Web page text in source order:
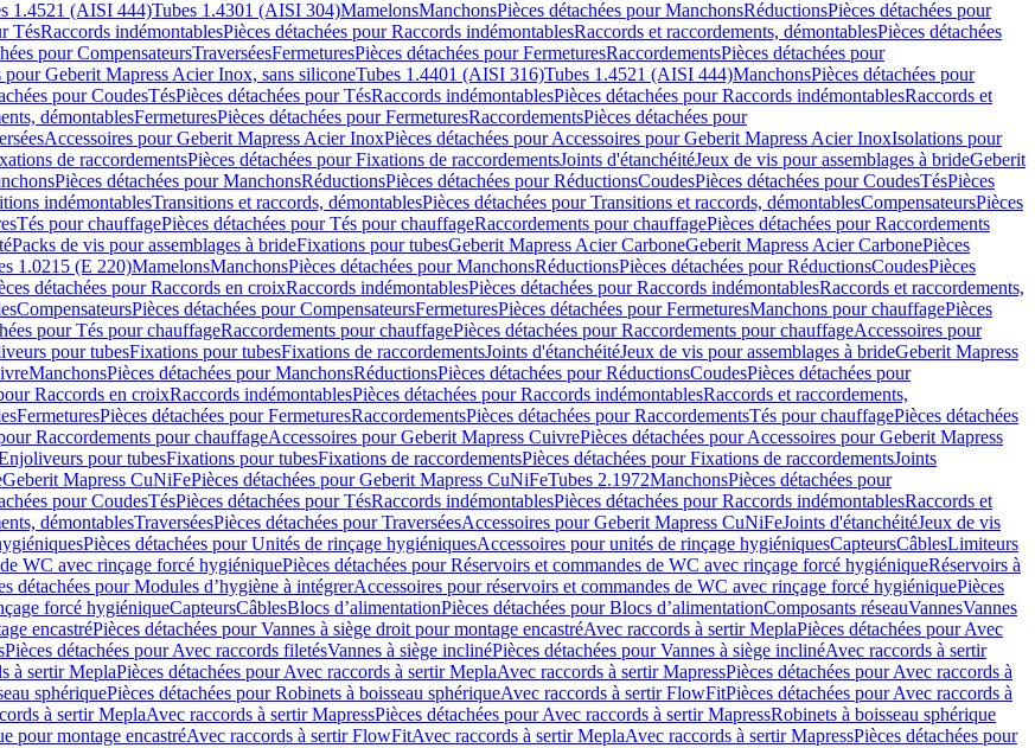
1.4521 (AISI 444)Tubes 1.4301 (AISI 304)MamelonsManchonsPièces détachées pour ManchonsRéductionsPièces détachées pour
TésRaccords indémontablesPièces détachées pour Raccords indémontablesRaccords et raccordements, démontablesPièces détachées
pour CompensateursTraverséesFermeturesPièces détachées pour FermeturesRaccordementsPièces détachées pour
pour Geberit Mapress Acier Inox, sans siliconeTubes 1.4401 (AISI 316)Tubes 1.4521 (AISI 444)ManchonsPièces détachées pour
pour CoudesTésPièces détachées pour TésRaccords indémontablesPièces détachées pour Raccords indémontablesRaccords et
démontablesFermeturesPièces détachées pour FermeturesRaccordementsPièces détachées pour
Accessoires pour Geberit Mapress Acier InoxPièces détachées pour Accessoires pour Geberit Mapress Acier InoxIsolations pour
de raccordementsPièces détachées pour Fixations de raccordementsJoints d'étanchéitéJeux de vis pour assemblages à brideGeberit
Pièces détachées pour ManchonsRéductionsPièces détachées pour RéductionsCoudesPièces détachées pour CoudesTésPièces
indémontablesTransitions et raccords, démontablesPièces détachées pour Transitions et raccords, démontablesCompensateursPièces
Tés pour chauffagePièces détachées pour Tés pour chauffageRaccordements pour chauffagePièces détachées pour Raccordements
Packs de vis pour assemblages à brideFixations pour tubesGeberit Mapress Acier CarboneGeberit Mapress Acier CarbonePièces
1.0215 (E 220)MamelonsManchonsPièces détachées pour ManchonsRéductionsPièces détachées pour RéductionsCoudesPièces
détachées pour Raccords en croixRaccords indémontablesPièces détachées pour Raccords indémontablesRaccords et raccordements,
CompensateursPièces détachées pour CompensateursFermeturesPièces détachées pour FermeturesManchons pour chauffagePièces
pour Tés pour chauffageRaccordements pour chauffagePièces détachées pour Raccordements pour chauffageAccessoires pour
pour tubesFixations pour tubesFixations de raccordementsJoints d'étanchéitéJeux de vis pour assemblages à brideGeberit Mapress
ManchonsPièces détachées pour ManchonsRéductionsPièces détachées pour RéductionsCoudesPièces détachées pour
Raccords en croixRaccords indémontablesPièces détachées pour Raccords indémontablesRaccords et raccordements,
FermeturesPièces détachées pour FermeturesRaccordementsPièces détachées pour RaccordementsTés pour chauffagePièces détachées
Raccordements pour chauffageAccessoires pour Geberit Mapress CuivrePièces détachées pour Accessoires pour Geberit Mapress
pour tubesFixations pour tubesFixations de raccordementsPièces détachées pour Fixations de raccordementsJoints
Geberit Mapress CuNiFePièces détachées pour Geberit Mapress CuNiFeTubes 2.1972ManchonsPièces détachées pour
pour CoudesTésPièces détachées pour TésRaccords indémontablesPièces détachées pour Raccords indémontablesRaccords et
démontablesTraverséesPièces détachées pour TraverséesAccessoires pour Geberit Mapress CuNiFeJoints d'étanchéitéJeux de vis
Pièces détachées pour Unités de rinçage hygiéniquesAccessoires pour unités de rinçage hygiéniquesCapteursCâblesLimiteurs
WC avec rinçage forcé hygiéniquePièces détachées pour Réservoirs et commandes de WC avec rinçage forcé hygiéniqueRéservoirs à
détachées pour Modules d’hygiène à intégrerAccessoires pour réservoirs et commandes de WC avec rinçage forcé hygiéniquePièces
forcé hygiéniqueCapteursCâblesBlocs d’alimentationPièces détachées pour Blocs d’alimentationComposants réseauVannesVannes
encastréPièces détachées pour Vannes à siège droit pour montage encastréAvec raccords à sertir MeplaPièces détachées pour Avec
Pièces détachées pour Avec raccords filetésVannes à siège inclinéPièces détachées pour Vannes à siège inclinéAvec raccords à sertir
à sertir MeplaPièces détachées pour Avec raccords à sertir MeplaAvec raccords à sertir MapressPièces détachées pour Avec raccords à
sphériquePièces détachées pour Robinets à boisseau sphériqueAvec raccords à sertir FlowFitPièces détachées pour Avec raccords à
à sertir MeplaAvec raccords à sertir MapressPièces détachées pour Avec raccords à sertir MapressRobinets à boisseau sphérique
pour montage encastréAvec raccords à sertir FlowFitAvec raccords à sertir MeplaAvec raccords à sertir MapressPièces détachées pour